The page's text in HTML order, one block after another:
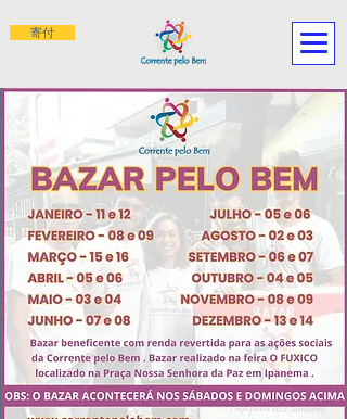
寄付